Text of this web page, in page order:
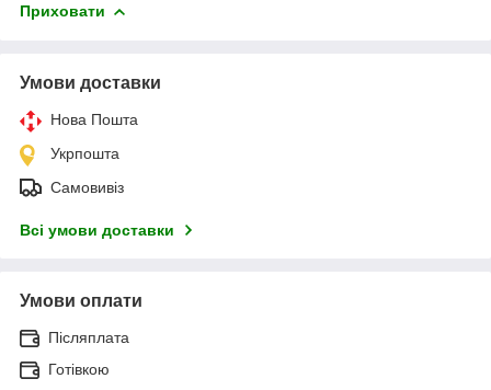
Приховати
Умови доставки
Нова Пошта
Укрпошта
Самовивіз
Всі умови доставки
Умови оплати
Післяплата
Готівкою